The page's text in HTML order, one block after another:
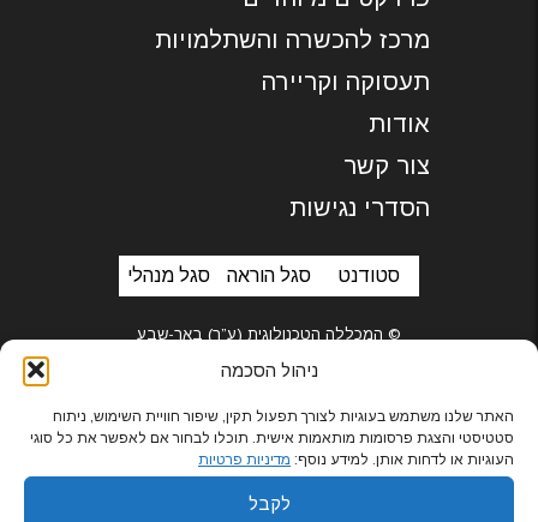
ניהול הסכמה
האתר שלנו משתמש בעוגיות לצורך תפעול תקין, שיפור חוויית השימוש, ניתוח
סטטיסטי והצגת פרסומות מותאמות אישית. תוכלו לבחור אם לאפשר את כל סוגי
העוגיות או לדחות אותן. למידע נוסף: מדיניות פרטיות
לקבל
מרכז להכשרה והשתלמויות
תעסוקה וקריירה
אודות
צור קשר
הסדרי נגישות
סטודנט סגל הוראה סגל מנהלי
© המכללה הטכנולוגית (ע”ר) באר-שבע
בניית אתרים